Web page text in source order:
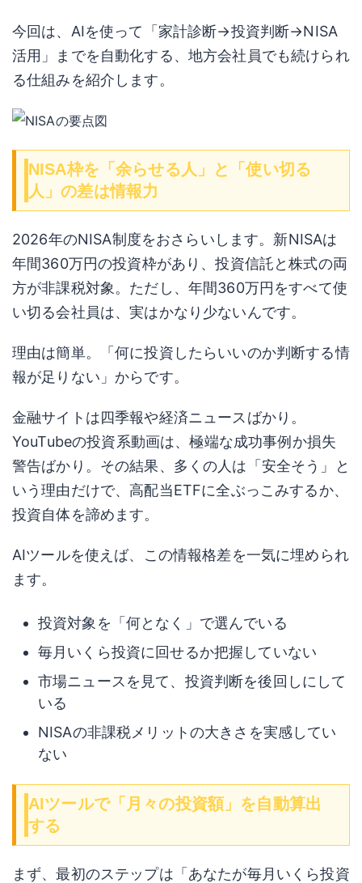
今回は、AIを使って「家計診断→投資判断→NISA
活用」までを自動化する、地方会社員でも続けられ
る仕組みを紹介します。
NISA枠を「余らせる人」と「使い切る
人」の差は情報力
2026年のNISA制度をおさらいします。新NISAは
年間360万円の投資枠があり、投資信託と株式の両
方が非課税対象。ただし、年間360万円をすべて使
い切る会社員は、実はかなり少ないんです。
理由は簡単。「何に投資したらいいのか判断する情
報が足りない」からです。
金融サイトは四季報や経済ニュースばかり。
YouTubeの投資系動画は、極端な成功事例か損失
警告ばかり。その結果、多くの人は「安全そう」と
いう理由だけで、高配当ETFに全ぶっこみするか、
投資自体を諦めます。
AIツールを使えば、この情報格差を一気に埋められ
ます。
投資対象を「何となく」で選んでいる
毎月いくら投資に回せるか把握していない
市場ニュースを見て、投資判断を後回しにして
いる
NISAの非課税メリットの大きさを実感してい
ない
AIツールで「月々の投資額」を自動算出
する
まず、最初のステップは「あなたが毎月いくら投資